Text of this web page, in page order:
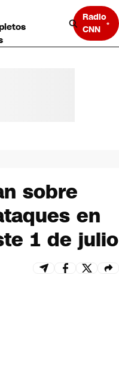
Radio
CNN
sobre
en
1 de julio